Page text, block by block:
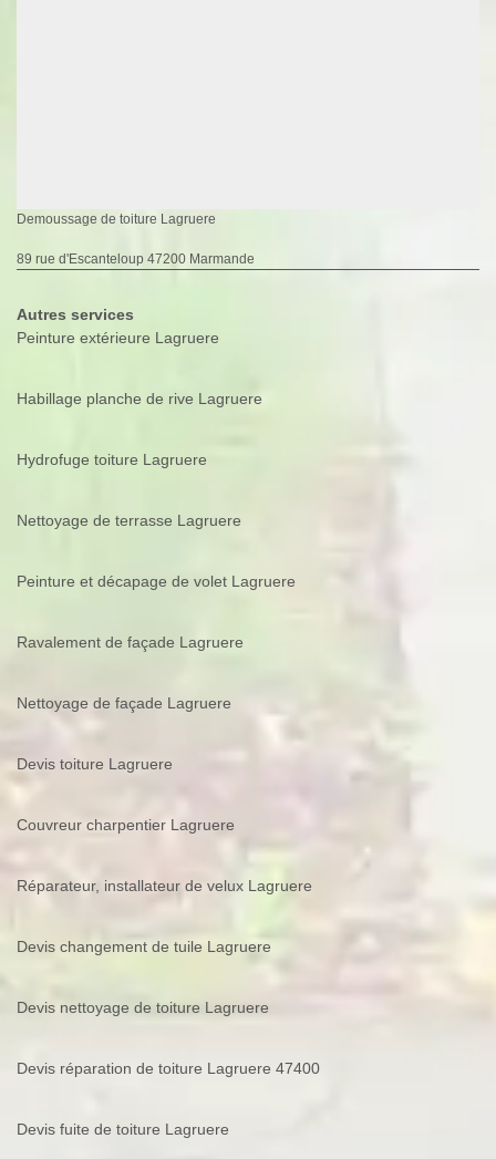
Demoussage de toiture Lagruere
89 rue d'Escanteloup 47200 Marmande
Autres services
Peinture extérieure Lagruere
Habillage planche de rive Lagruere
Hydrofuge toiture Lagruere
Nettoyage de terrasse Lagruere
Peinture et décapage de volet Lagruere
Ravalement de façade Lagruere
Nettoyage de façade Lagruere
Devis toiture Lagruere
Couvreur charpentier Lagruere
Réparateur, installateur de velux Lagruere
Devis changement de tuile Lagruere
Devis nettoyage de toiture Lagruere
Devis réparation de toiture Lagruere 47400
Devis fuite de toiture Lagruere